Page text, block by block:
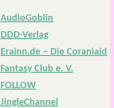
AudioGoblin
DDD-Verlag
Erainn.de – Die Coraniaid
Fantasy Club e. V.
FOLLOW
JingleChannel